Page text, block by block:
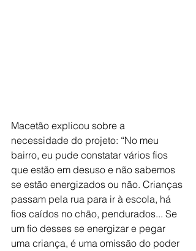
Macetão explicou sobre a
necessidade do projeto: “No meu
bairro, eu pude constatar vários fios
que estão em desuso e não sabemos
se estão energizados ou não. Crianças
passam pela rua para ir à escola, há
fios caídos no chão, pendurados... Se
um fio desses se energizar e pegar
uma criança, é uma omissão do poder